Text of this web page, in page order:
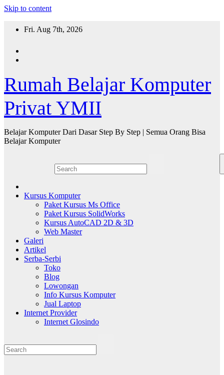
Skip to content
Fri. Aug 7th, 2026
Rumah Belajar Komputer
Privat YMII
Belajar Komputer Dari Dasar Step By Step | Semua Orang Bisa
Belajar Komputer
Kursus Komputer
Paket Kursus Ms Office
Paket Kursus SolidWorks
Kursus AutoCAD 2D & 3D
Web Master
Galeri
Artikel
Serba-Serbi
Toko
Blog
Lowongan
Info Kursus Komputer
Jual Laptop
Internet Provider
Internet Glosindo